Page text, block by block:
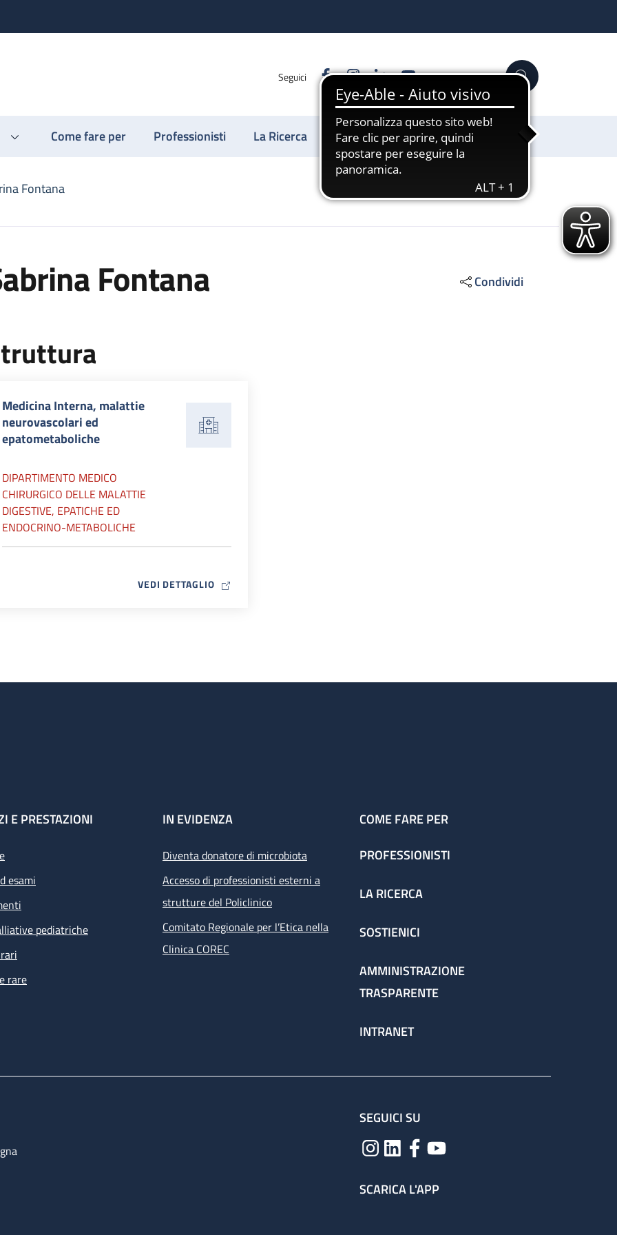
Seguici FacebookInstagram
LinkedinYouTube Cerca
Come fare per Professionisti La Ricerca Sostienici
Fontana
Fontana Condividi
Medicina Interna, malattie
neurovascolari ed
epatometaboliche
DIPARTIMENTO MEDICO
CHIRURGICO DELLE MALATTIE
DIGESTIVE, EPATICHE ED
ENDOCRINO-METABOLICHE
VEDI DETTAGLIOMAP ICON
E PRESTAZIONI
esami
pediatriche
rare
IN EVIDENZA
Diventa donatore di microbiota
Accesso di professionisti esterni a
strutture del Policlinico
Comitato Regionale per l’Etica nella
Clinica COREC
COME FARE PER
PROFESSIONISTI
LA RICERCA
SOSTIENICI
AMMINISTRAZIONE
TRASPARENTE
INTRANET
SEGUICI SU
SCARICA L'APP